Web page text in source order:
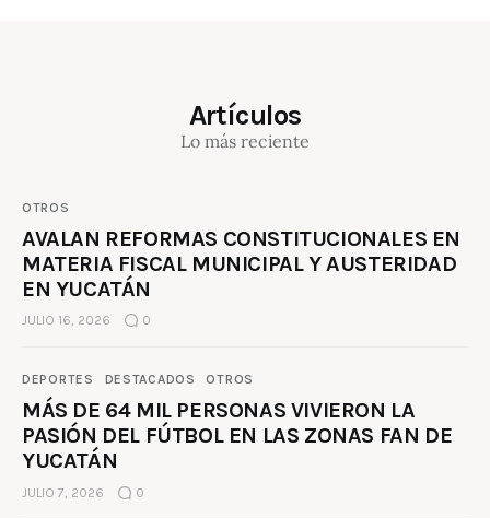
Artículos
Lo más reciente
OTROS
AVALAN REFORMAS CONSTITUCIONALES EN
MATERIA FISCAL MUNICIPAL Y AUSTERIDAD
EN YUCATÁN
JULIO 16, 2026 0
DEPORTES DESTACADOS OTROS
MÁS DE 64 MIL PERSONAS VIVIERON LA
PASIÓN DEL FÚTBOL EN LAS ZONAS FAN DE
YUCATÁN
JULIO 7, 2026 0